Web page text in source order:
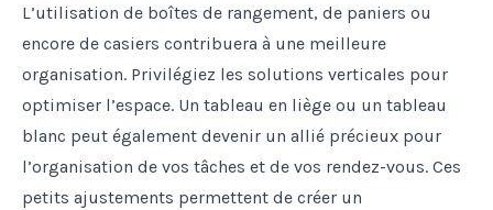
L’utilisation de boîtes de rangement, de paniers ou
encore de casiers contribuera à une meilleure
organisation. Privilégiez les solutions verticales pour
optimiser l’espace. Un tableau en liège ou un tableau
blanc peut également devenir un allié précieux pour
l’organisation de vos tâches et de vos rendez-vous. Ces
petits ajustements permettent de créer un